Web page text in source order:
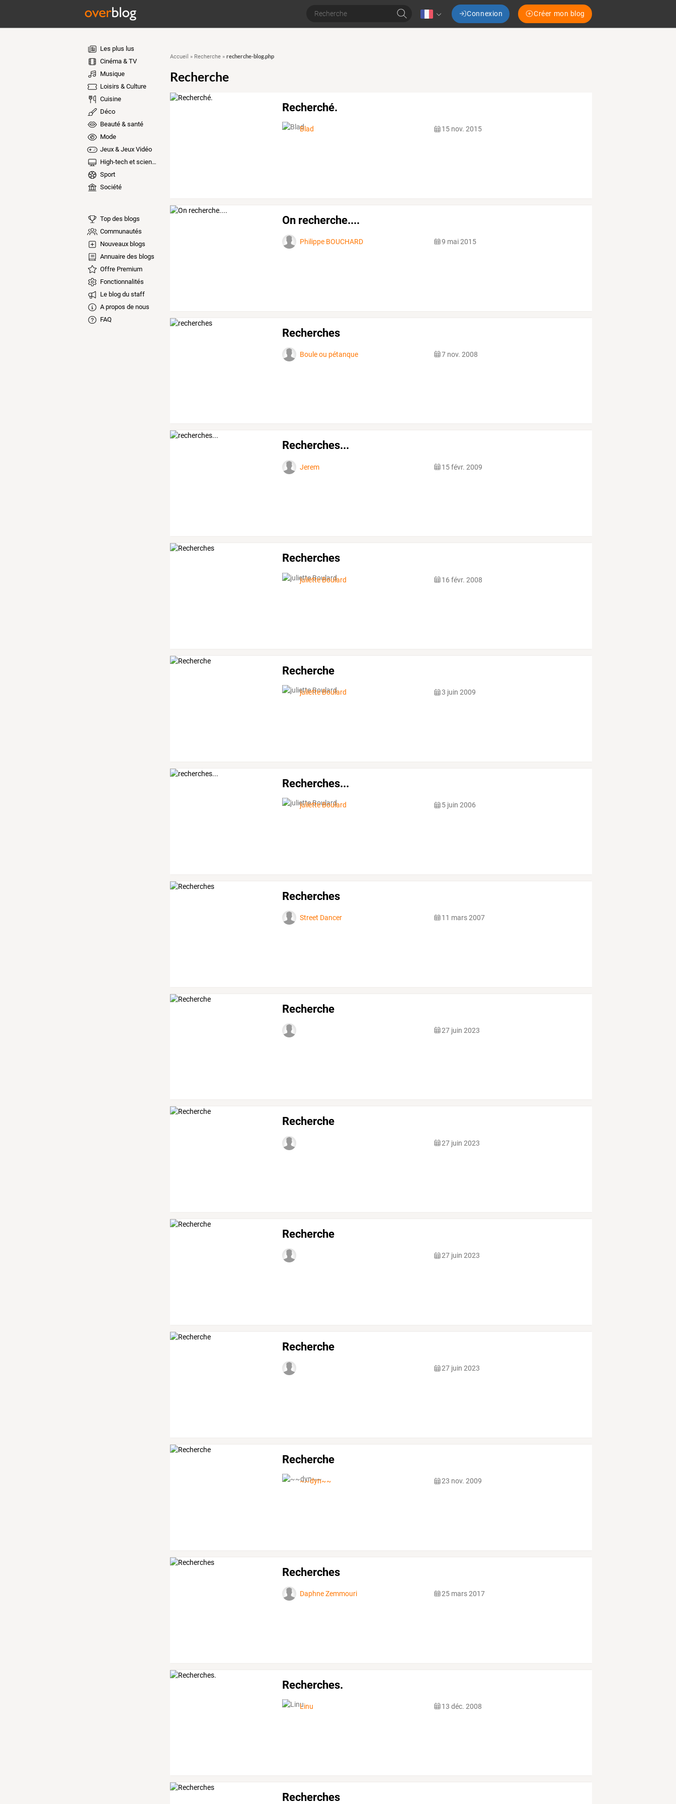
Connexion Créer mon blog
Les plus lus
Cinéma & TV
Musique
Loisirs & Culture
Cuisine
Déco
Beauté & santé
Mode
Jeux & Jeux Vidéo
High-tech et sciences
Sport
Société
Top des blogs
Communautés
Nouveaux blogs
Annuaire des blogs
Offre Premium
Fonctionnalités
Le blog du staff
A propos de nous
FAQ
Accueil » Recherche» recherche-blog.php
Recherche
Recherché.
Blad 15 nov. 2015
On recherche....
Philippe BOUCHARD 9 mai 2015
Recherches
Boule ou pétanque 7 nov. 2008
Recherches...
Jerem 15 févr. 2009
Recherches
juliette Boulard 16 févr. 2008
Recherche
juliette Boulard 3 juin 2009
Recherches...
juliette Boulard 5 juin 2006
Recherches
Street Dancer 11 mars 2007
Recherche
27 juin 2023
Recherche
27 juin 2023
Recherche
27 juin 2023
Recherche
27 juin 2023
Recherche
~~dyn~~ 23 nov. 2009
Recherches
Daphne Zemmouri 25 mars 2017
Recherches.
Linu 13 déc. 2008
Recherches